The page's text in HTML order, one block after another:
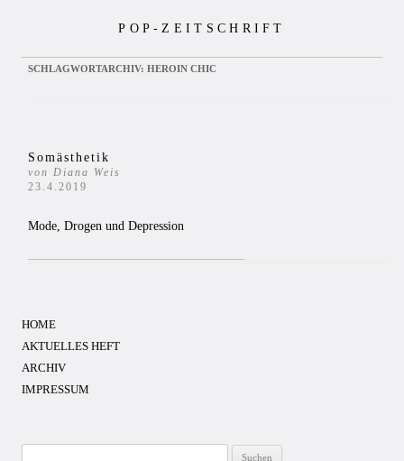
POP-ZEITSCHRIFT
SCHLAGWORTARCHIV: HEROIN CHIC
Somästhetik
von Diana Weis
23.4.2019
Mode, Drogen und Depression
HOME
AKTUELLES HEFT
ARCHIV
IMPRESSUM